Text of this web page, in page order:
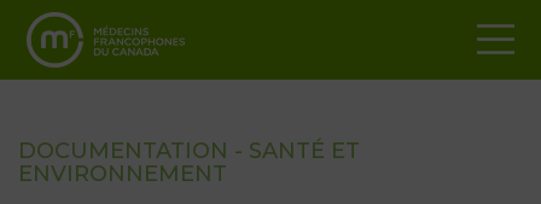
DOCUMENTATION - SANTÉ ET
ENVIRONNEMENT